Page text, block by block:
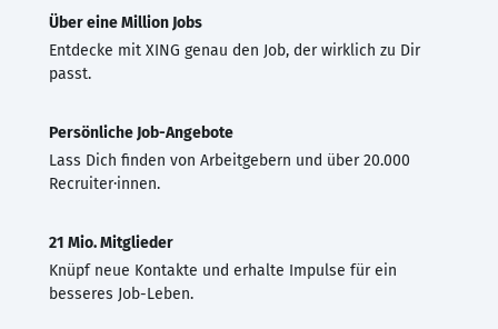
Über eine Million Jobs
Entdecke mit XING genau den Job, der wirklich zu Dir
passt.
Persönliche Job-Angebote
Lass Dich finden von Arbeitgebern und über 20.000
Recruiter·innen.
21 Mio. Mitglieder
Knüpf neue Kontakte und erhalte Impulse für ein
besseres Job-Leben.